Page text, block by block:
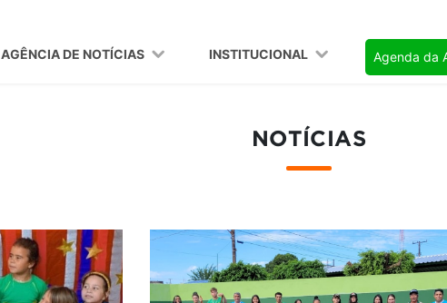
AGÊNCIA DE NOTÍCIAS INSTITUCIONAL Agenda da
NOTÍCIAS